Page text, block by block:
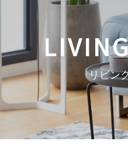
リビン